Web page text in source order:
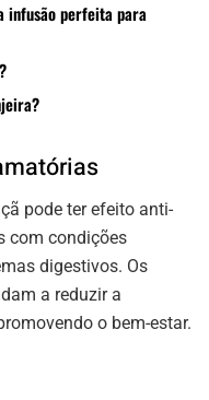
infusão perfeita para
pode ter efeito anti-
com condições
digestivos. Os
a reduzir a
o bem-estar.